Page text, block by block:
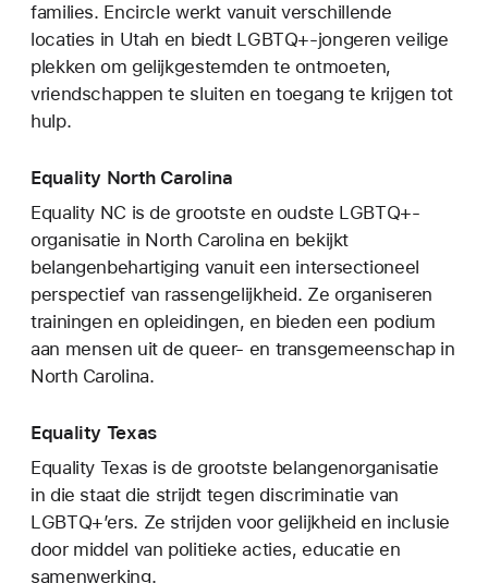
families. Encircle werkt vanuit verschillende
locaties in Utah en biedt LGBTQ+-jongeren veilige
plekken om gelijkgestemden te ontmoeten,
vriendschappen te sluiten en toegang te krijgen tot
hulp.
Equality North Carolina
Equality NC is de grootste en oudste LGBTQ+-
organisatie in North Carolina en bekijkt
belangenbehartiging vanuit een intersectioneel
perspectief van rassengelijkheid. Ze organiseren
trainingen en opleidingen, en bieden een podium
aan mensen uit de queer- en transgemeenschap in
North Carolina.
Equality Texas
Equality Texas is de grootste belangenorganisatie
in die staat die strijdt tegen discriminatie van
LGBTQ+’ers. Ze strijden voor gelijkheid en inclusie
door middel van politieke acties, educatie en
samenwerking.